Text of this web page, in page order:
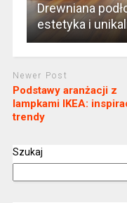
Drewniana
estetyka i
Newer Post
Podstawy aranżacji z
lampkami IKEA:
trendy
Szukaj